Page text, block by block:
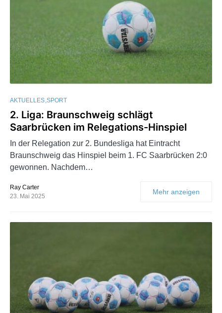
AKTUELLES SPORT
2. Liga: Braunschweig schlägt
Saarbrücken im Relegations-Hinspiel
In der Relegation zur 2. Bundesliga hat Eintracht
Braunschweig das Hinspiel beim 1. FC Saarbrücken 2:0
gewonnen. Nachdem…
Ray Carter
23. Mai 2025
Mehr anzeigen